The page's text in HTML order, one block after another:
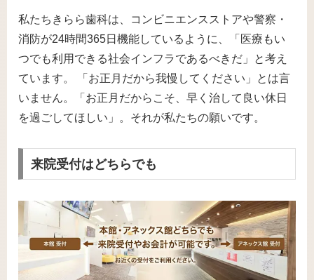
私たちきらら歯科は、コンビニエンスストアや警察・
消防が24時間365日機能しているように、「医療もい
つでも利用できる社会インフラであるべきだ」と考え
ています。 「お正月だから我慢してください」とは言
いません。「お正月だからこそ、早く治して良い休日
を過ごしてほしい」。それが私たちの願いです。
来院受付はどちらでも